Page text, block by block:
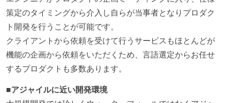
策定のタイミングから介入し自らが当事者となりプロダク
ト開発を行うことが可能です。
クライアントから依頼を受けて行うサービスもほとんどが
機能の企画から依頼をいただくため、言語選定からお任せ
するプロダクトも多数あります。
■アジャイルに近い開発環境